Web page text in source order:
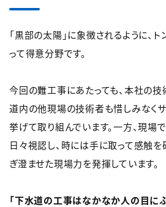
「黒部の太陽」に象徴されるように、
って得意分野です。
今回の難工事にあたっても、本社の技
道内の他現場の技術者も惜しみなく
挙げて取り組んでいます。一方、現場
日々視認し、時には手に取って感触
ぎ澄ませた現場力を発揮しています。
「下水道の工事はなかなか人の目に